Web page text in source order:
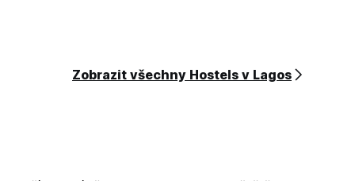
Zobrazit všechny Hostels v Lagos